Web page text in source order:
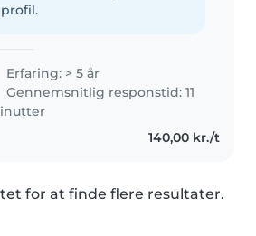
profil.
Erfaring: > 5 år
Gennemsnitlig responstid: 11
140,00 kr./t
for at finde flere resultater.